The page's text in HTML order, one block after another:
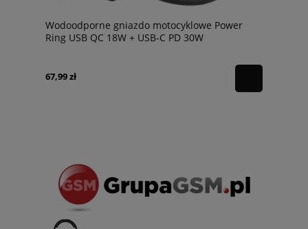
Wodoodporne gniazdo motocyklowe Power
Ring USB QC 18W + USB-C PD 30W
67,99 zł